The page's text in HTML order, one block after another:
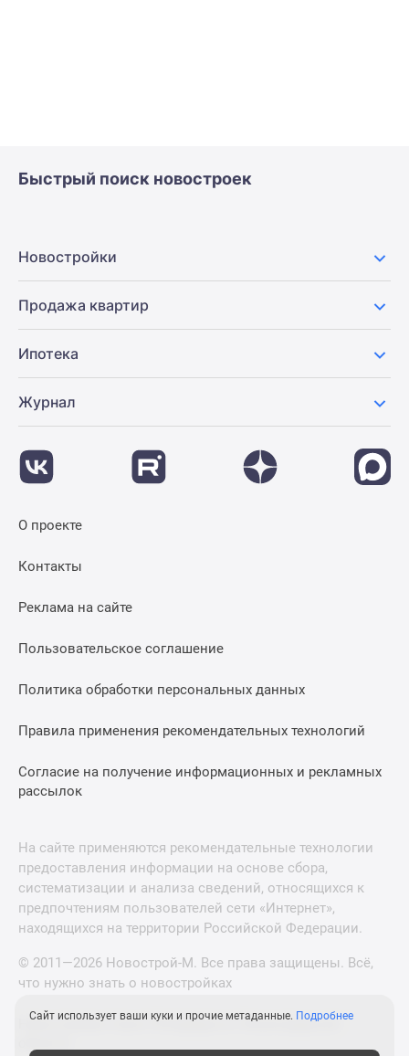
Быстрый поиск новостроек
Новостройки
Продажа квартир
Ипотека
Журнал
О проекте
Контакты
Реклама на сайте
Пользовательское соглашение
Политика обработки персональных данных
Правила применения рекомендательных технологий
Согласие на получение информационных и рекламных
рассылок
На сайте применяются рекомендательные технологии
предоставления информации на основе сбора,
систематизации и анализа сведений, относящихся к
предпочтениям пользователей сети «Интернет»,
находящихся на территории Российской Федерации.
© 2011—2026 Новострой-М. Все права защищены. Всё,
что нужно знать о новостройках
Новостройки Санкт-Петербурга и Ленинградской
Сайт использует ваши куки и прочие метаданные. Подробнее